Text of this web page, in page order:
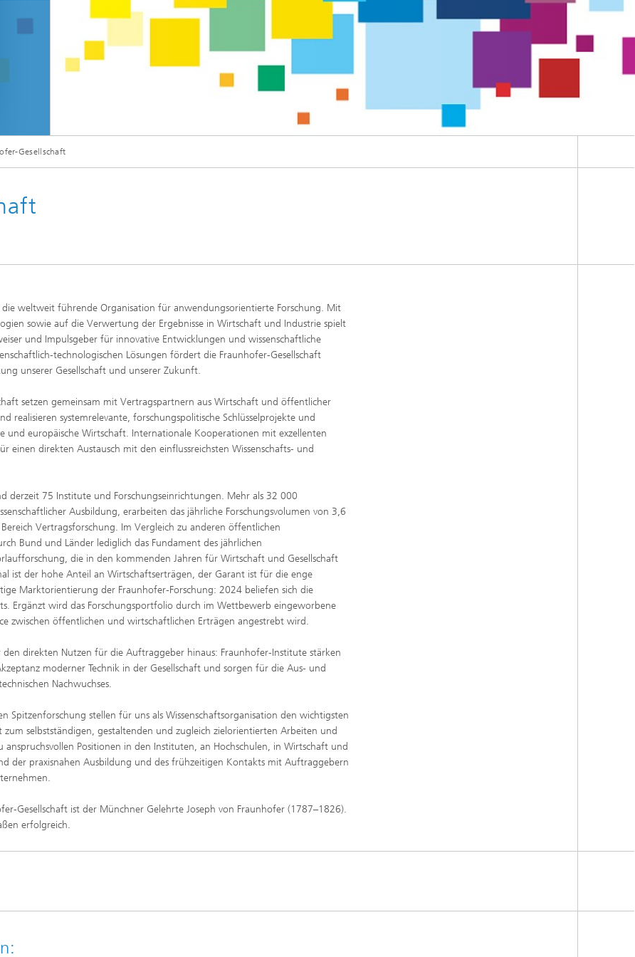
Gesellschaft
die weltweit führende Organisation für anwendungsorientierte Forschung. Mit
sowie auf die Verwertung der Ergebnisse in Wirtschaft und Industrie spielt
und Impulsgeber für innovative Entwicklungen und wissenschaftliche
technologischen Lösungen fördert die Fraunhofer-Gesellschaft
unserer Gesellschaft und unserer Zukunft.
setzen gemeinsam mit Vertragspartnern aus Wirtschaft und öffentlicher
systemrelevante, forschungspolitische Schlüsselprojekte und
europäische Wirtschaft. Internationale Kooperationen mit exzellenten
direkten Austausch mit den einflussreichsten Wissenschafts- und
derzeit 75 Institute und Forschungseinrichtungen. Mehr als 32 000
Ausbildung, erarbeiten das jährliche Forschungsvolumen von 3,6
Vertragsforschung. Im Vergleich zu anderen öffentlichen
Bund und Länder lediglich das Fundament des jährlichen
die in den kommenden Jahren für Wirtschaft und Gesellschaft
ist der hohe Anteil an Wirtschaftserträgen, der Garant ist für die enge
Marktorientierung der Fraunhofer-Forschung: 2024 beliefen sich die
Ergänzt wird das Forschungsportfolio durch im Wettbewerb eingeworbene
zwischen öffentlichen und wirtschaftlichen Erträgen angestrebt wird.
direkten Nutzen für die Auftraggeber hinaus: Fraunhofer-Institute stärken
moderner Technik in der Gesellschaft und sorgen für die Aus- und
Nachwuchses.
stellen für uns als Wissenschaftsorganisation den wichtigsten
selbstständigen, gestaltenden und zugleich zielorientierten Arbeiten und
Positionen in den Instituten, an Hochschulen, in Wirtschaft und
der praxisnahen Ausbildung und des frühzeitigen Kontakts mit Auftraggebern
Gesellschaft ist der Münchner Gelehrte Joseph von Fraunhofer (1787–1826).
erfolgreich.